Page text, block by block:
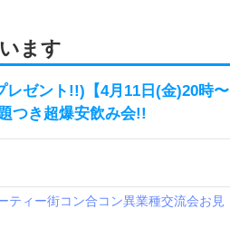
ます
ゼント!!)【4月11日(金)20時〜
つき超爆安飲み会!!
ティー街コン合コン異業種交流会お見